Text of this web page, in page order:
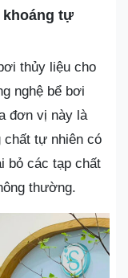
khoáng tự
thủy liệu cho
nghệ bể bơi
đơn vị này là
chất tự nhiên có
bỏ các tạp chất
thường.